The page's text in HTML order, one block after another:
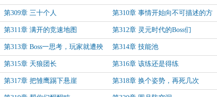
第309章 三十个人 第310章 事情开始向不可描述的方
向发展
第311章 满开的竞速地图 第312章 灵元时代的Boss们
第313章 Boss一思考，玩家就遭殃 第314章 技能池
第315章 天狼团长 第316章 该练还是得练
第317章 把雏鹰踢下悬崖 第318章 换个姿势，再死几次